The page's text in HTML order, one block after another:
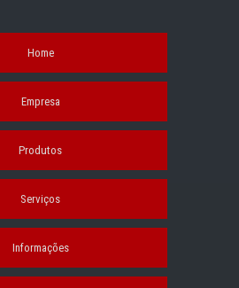
Home
Empresa
Produtos
Serviços
Informações